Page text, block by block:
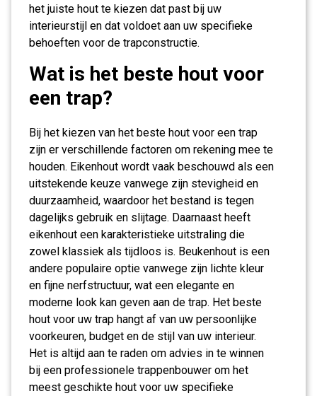
het juiste hout te kiezen dat past bij uw
interieurstijl en dat voldoet aan uw specifieke
behoeften voor de trapconstructie.
Wat is het beste hout voor
een trap?
Bij het kiezen van het beste hout voor een trap
zijn er verschillende factoren om rekening mee te
houden. Eikenhout wordt vaak beschouwd als een
uitstekende keuze vanwege zijn stevigheid en
duurzaamheid, waardoor het bestand is tegen
dagelijks gebruik en slijtage. Daarnaast heeft
eikenhout een karakteristieke uitstraling die
zowel klassiek als tijdloos is. Beukenhout is een
andere populaire optie vanwege zijn lichte kleur
en fijne nerfstructuur, wat een elegante en
moderne look kan geven aan de trap. Het beste
hout voor uw trap hangt af van uw persoonlijke
voorkeuren, budget en de stijl van uw interieur.
Het is altijd aan te raden om advies in te winnen
bij een professionele trappenbouwer om het
meest geschikte hout voor uw specifieke